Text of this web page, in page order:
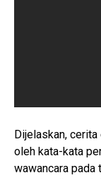
Dijelaskan,
oleh kata-kata
wawancara pada